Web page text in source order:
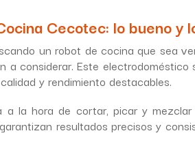
Cecotec: lo bueno y
un robot de cocina que sea
considerar. Este electrodoméstico
y rendimiento destacables.
la hora de cortar, picar y mezclar
resultados precisos y